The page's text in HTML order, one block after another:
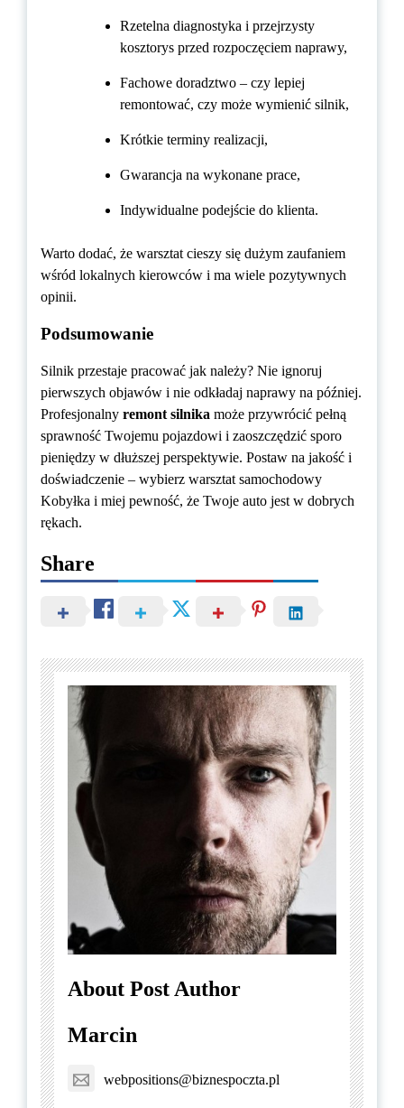
Rzetelna diagnostyka i przejrzysty
kosztorys przed rozpoczęciem naprawy,
Fachowe doradztwo – czy lepiej
remontować, czy może wymienić silnik,
Krótkie terminy realizacji,
Gwarancja na wykonane prace,
Indywidualne podejście do klienta.
Warto dodać, że warsztat cieszy się dużym zaufaniem
wśród lokalnych kierowców i ma wiele pozytywnych
opinii.
Podsumowanie
Silnik przestaje pracować jak należy? Nie ignoruj
pierwszych objawów i nie odkładaj naprawy na później.
Profesjonalny remont silnika może przywrócić pełną
sprawność Twojemu pojazdowi i zaoszczędzić sporo
pieniędzy w dłuższej perspektywie. Postaw na jakość i
doświadczenie – wybierz warsztat samochodowy
Kobyłka i miej pewność, że Twoje auto jest w dobrych
rękach.
Share
About Post Author
Marcin
webpositions@biznespoczta.pl